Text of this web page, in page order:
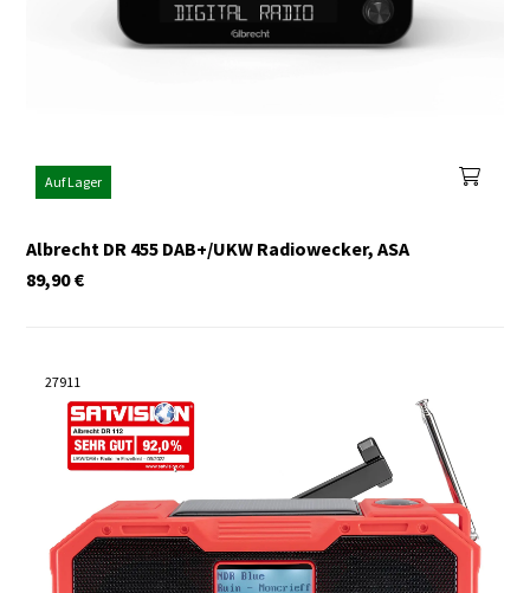
Auf Lager
Albrecht DR 455 DAB+/UKW Radiowecker, ASA
€
89,90
27911